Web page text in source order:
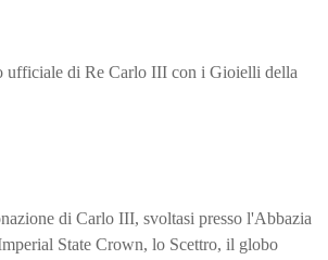
ufficiale di Re Carlo III con i Gioielli della
di Carlo III, svoltasi presso l'Abbazia
State Crown, lo Scettro, il globo